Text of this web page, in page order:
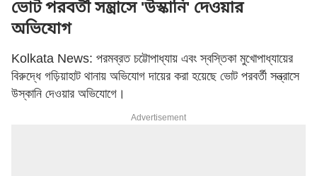
ভোট পরবর্তী সন্ত্রাসে 'উস্কানি' দেওয়ার
অভিযোগ
Kolkata News: পরমব্রত চট্টোপাধ্যায় এবং স্বস্তিকা মুখোপাধ্যায়ের
বিরুদ্ধে গড়িয়াহাট থানায় অভিযোগ দায়ের করা হয়েছে ভোট পরবর্তী সন্ত্রাসে
উস্কানি দেওয়ার অভিযোগে।
Advertisement